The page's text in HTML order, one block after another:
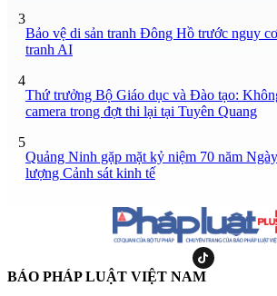
3
Bảo vệ di sản tranh Đông Hồ trước nguy
tranh AI
4
Thứ trưởng Bộ Giáo dục và Đào tạo:
camera trong đợt thi lại tại Tuyên Quang
5
Quảng Ninh gặp mặt kỷ niệm 70 năm
lượng Cảnh sát kinh tế
BÁO PHÁP LUẬT VIỆT NAM